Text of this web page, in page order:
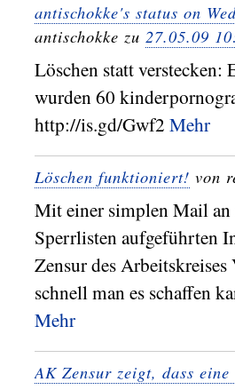
antischokke's status on
antischokke zu 27.05.09
Löschen statt
wurden 60
http://is.gd/Gwf2 Mehr
Löschen funktioniert! von
Mit einer simplen Mail an
Sperrlisten aufgeführten
Zensur des
schnell man es schaffen
Mehr
AK Zensur zeigt, dass